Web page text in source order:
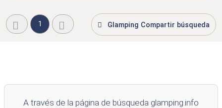
1 Glamping Compartir búsqueda
A través de la página de búsqueda glamping.info